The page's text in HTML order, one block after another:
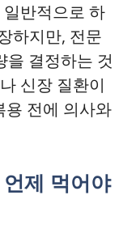
반적으로 하
하지만, 전문
을 결정하는 것
신장 질환이
용 전에 의사와
제 먹어야